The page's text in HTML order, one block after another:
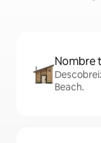
Nombre
Beach.